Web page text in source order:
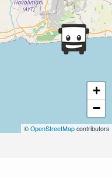
+
−
© OpenStreetMap contributors